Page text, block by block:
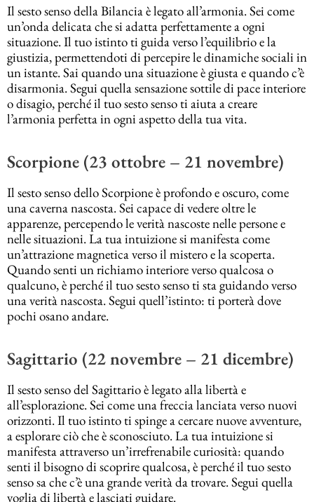
Il sesto senso della Bilancia è legato all’armonia. Sei come
un’onda delicata che si adatta perfettamente a ogni
situazione. Il tuo istinto ti guida verso l’equilibrio e la
giustizia, permettendoti di percepire le dinamiche sociali in
un istante. Sai quando una situazione è giusta e quando c’è
disarmonia. Segui quella sensazione sottile di pace interiore
o disagio, perché il tuo sesto senso ti aiuta a creare
l’armonia perfetta in ogni aspetto della tua vita.
Scorpione (23 ottobre – 21 novembre)
Il sesto senso dello Scorpione è profondo e oscuro, come
una caverna nascosta. Sei capace di vedere oltre le
apparenze, percependo le verità nascoste nelle persone e
nelle situazioni. La tua intuizione si manifesta come
un’attrazione magnetica verso il mistero e la scoperta.
Quando senti un richiamo interiore verso qualcosa o
qualcuno, è perché il tuo sesto senso ti sta guidando verso
una verità nascosta. Segui quell’istinto: ti porterà dove
pochi osano andare.
Sagittario (22 novembre – 21 dicembre)
Il sesto senso del Sagittario è legato alla libertà e
all’esplorazione. Sei come una freccia lanciata verso nuovi
orizzonti. Il tuo istinto ti spinge a cercare nuove avventure,
a esplorare ciò che è sconosciuto. La tua intuizione si
manifesta attraverso un’irrefrenabile curiosità: quando
senti il bisogno di scoprire qualcosa, è perché il tuo sesto
senso sa che c’è una grande verità da trovare. Segui quella
voglia di libertà e lasciati guidare.